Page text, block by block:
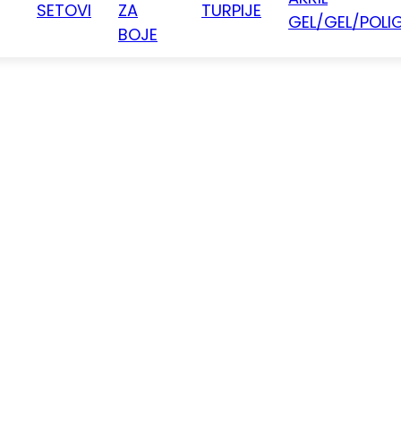
SETOVI
ZA
BOJE
TURPIJE
GEL/GEL/